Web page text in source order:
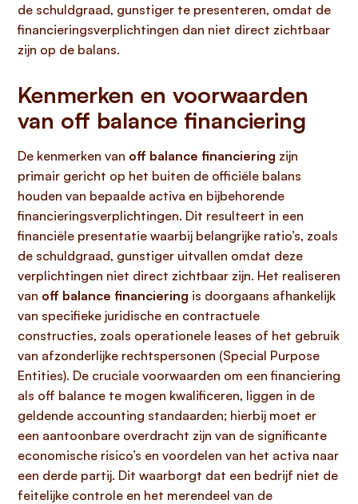
de schuldgraad, gunstiger te presenteren, omdat de
financieringsverplichtingen dan niet direct zichtbaar
zijn op de balans.
Kenmerken en voorwaarden
van off balance financiering
De kenmerken van off balance financiering zijn
primair gericht op het buiten de officiële balans
houden van bepaalde activa en bijbehorende
financieringsverplichtingen. Dit resulteert in een
financiële presentatie waarbij belangrijke ratio’s, zoals
de schuldgraad, gunstiger uitvallen omdat deze
verplichtingen niet direct zichtbaar zijn. Het realiseren
van off balance financiering is doorgaans afhankelijk
van specifieke juridische en contractuele
constructies, zoals operationele leases of het gebruik
van afzonderlijke rechtspersonen (Special Purpose
Entities). De cruciale voorwaarden om een financiering
als off balance te mogen kwalificeren, liggen in de
geldende accounting standaarden; hierbij moet er
een aantoonbare overdracht zijn van de significante
economische risico’s en voordelen van het activa naar
een derde partij. Dit waarborgt dat een bedrijf niet de
feitelijke controle en het merendeel van de